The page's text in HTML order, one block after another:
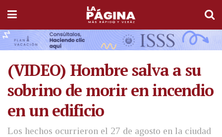
(VIDEO) Hombre salva a su
sobrino de morir en incendio
en un edificio
Los hechos ocurrieron el 27 de agosto en la ciudad